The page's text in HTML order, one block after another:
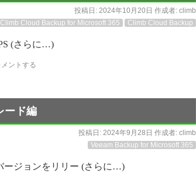
投稿日: 2024年10月20日 作成者: climb
Climb Cloud Backup for Microsoft 365 Climb Cloud Backup
(さらに…)
メントする
ド編
投稿日: 2024年9月28日 作成者: climb
Veeam Backup for Microsoft 365
ージョンをリリー (さらに…)